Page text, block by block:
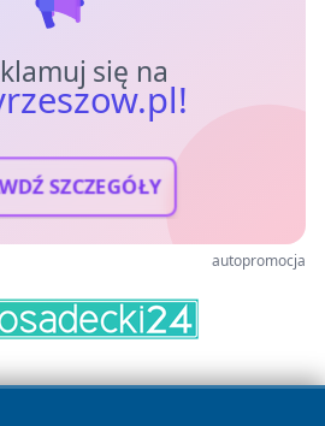
się na
SZCZEGÓŁY
autopromocja